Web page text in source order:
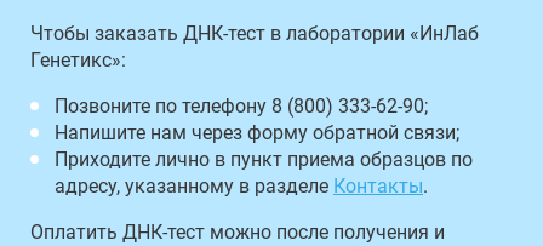
Чтобы заказать ДНК-тест в лаборатории «ИнЛаб
Генетикс»:
Позвоните по телефону 8 (800) 333-62-90;
Напишите нам через форму обратной связи;
Приходите лично в пункт приема образцов по
адресу, указанному в разделе Контакты.
Оплатить ДНК-тест можно после получения и